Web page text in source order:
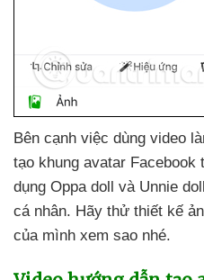
Bên cạnh việc dùng video
tạo khung avatar Facebook
dụng Oppa doll và Unnie doll
cá nhân. Hãy thử thiết kế
của mình xem sao nhé.